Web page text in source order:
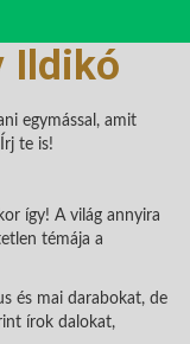
Ildikó
egymással, amit
te is!
így! A világ annyira
témája a
és mai darabokat, de
írok dalokat,